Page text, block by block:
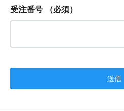
受注番号 （必須）